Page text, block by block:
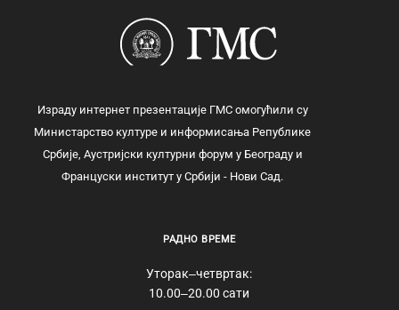
Израду интернет презентације ГМС омогућили су
Министарство културе и информисања Републике
Србије, Аустријски културни форум у Београду и
Француски институт у Србији - Нови Сад.
РАДНО ВРЕМЕ
Уторак‒четвртак:
10.00‒20.00 сати